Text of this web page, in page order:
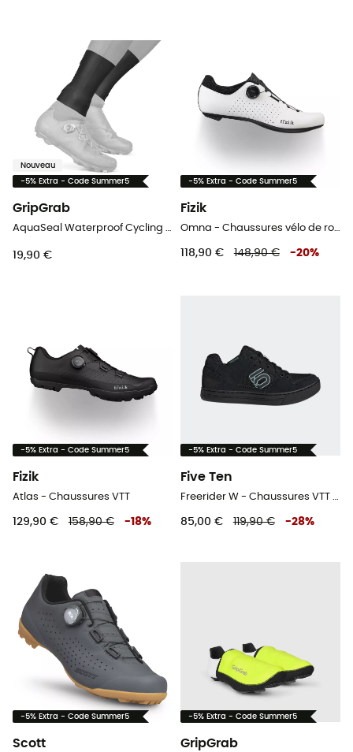
Nouveau
-5% Extra - Code Summer5
GripGrab
AquaSeal Waterproof Cycling Gaiter - Sur-chaussures vélo
19,90 €
-5% Extra - Code Summer5
Fizik
Omna - Chaussures vélo de route
118,90 € 148,90 € -20%
-5% Extra - Code Summer5
Fizik
Atlas - Chaussures VTT
129,90 € 158,90 € -18%
-5% Extra - Code Summer5
Five Ten
Freerider W - Chaussures VTT femme
85,00 € 119,90 € -28%
-5% Extra - Code Summer5
Scott
-5% Extra - Code Summer5
GripGrab